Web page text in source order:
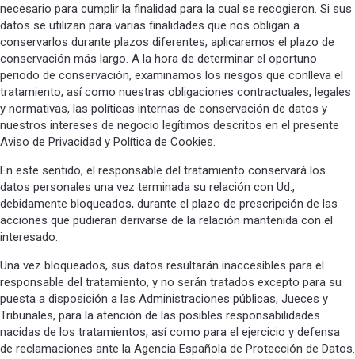
necesario para cumplir la finalidad para la cual se recogieron. Si sus
datos se utilizan para varias finalidades que nos obligan a
conservarlos durante plazos diferentes, aplicaremos el plazo de
conservación más largo. A la hora de determinar el oportuno
periodo de conservación, examinamos los riesgos que conlleva el
tratamiento, así como nuestras obligaciones contractuales, legales
y normativas, las políticas internas de conservación de datos y
nuestros intereses de negocio legítimos descritos en el presente
Aviso de Privacidad y Política de Cookies.
En este sentido, el responsable del tratamiento conservará los
datos personales una vez terminada su relación con Ud.,
debidamente bloqueados, durante el plazo de prescripción de las
acciones que pudieran derivarse de la relación mantenida con el
interesado.
Una vez bloqueados, sus datos resultarán inaccesibles para el
responsable del tratamiento, y no serán tratados excepto para su
puesta a disposición a las Administraciones públicas, Jueces y
Tribunales, para la atención de las posibles responsabilidades
nacidas de los tratamientos, así como para el ejercicio y defensa
de reclamaciones ante la Agencia Española de Protección de Datos.